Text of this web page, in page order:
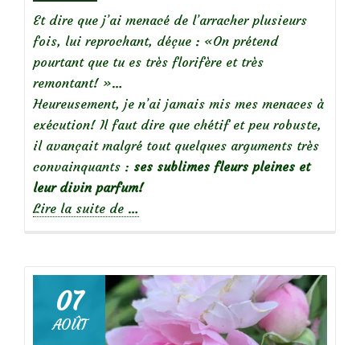
Et dire que j’ai menacé de l’arracher plusieurs
fois, lui reprochant, déçue : «On prétend
pourtant que tu es très florifère et très
remontant! »…
Heureusement, je n’ai jamais mis mes menaces à
exécution! Il faut dire que chétif et peu robuste,
il avançait malgré tout quelques arguments très
convainquants : ses sublimes fleurs pleines et
leur divin parfum!
Lire la suite de à
Focus
sur
…
07
AOÛT